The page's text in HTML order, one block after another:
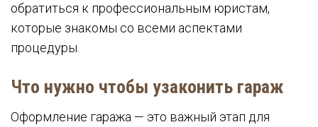
обратиться к профессиональным юристам,
которые знакомы со всеми аспектами
процедуры.
Что нужно чтобы узаконить гараж
Оформление гаража — это важный этап для